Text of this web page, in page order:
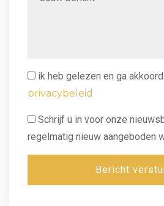
ik heb gelezen en ga
privacybeleid
Schrijf u in voor onze
regelmatig nieuw aangeboden
Bericht